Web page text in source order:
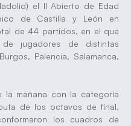
el II Abierto de Edad
de Castilla y León en
de 44 partidos, en el que
jugadores de distintas
Palencia, Salamanca,
la mañana con la categoría
de los octavos de final,
los cuadros de